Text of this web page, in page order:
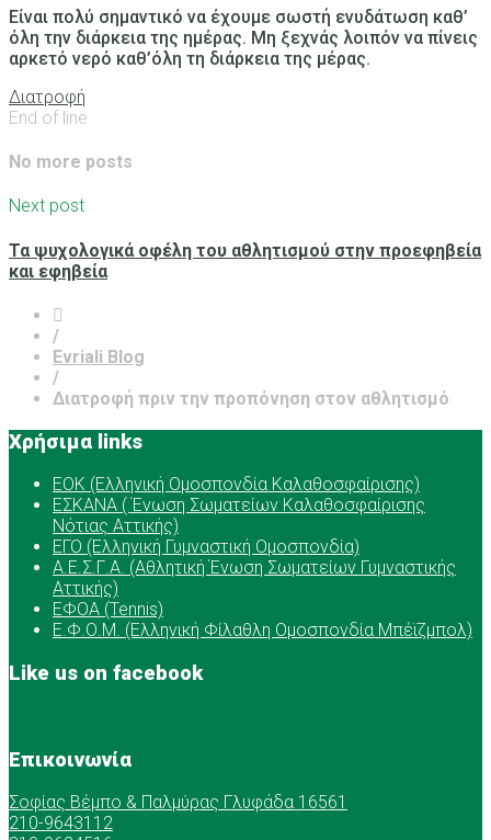
Είναι πολύ σημαντικό να έχουμε σωστή ενυδάτωση καθ’
όλη την διάρκεια της ημέρας. Μη ξεχνάς λοιπόν να πίνεις
αρκετό νερό καθ’όλη τη διάρκεια της μέρας.
Διατροφή
End of line
No more posts
Next post
Τα ψυχολογικά οφέλη του αθλητισμού στην προεφηβεία
και εφηβεία
/
Evriali Blog
/
Διατροφή πριν την προπόνηση στον αθλητισμό
Χρήσιμα links
ΕOK (Ελληνική Ομοσπονδία Καλαθοσφαίρισης)
ΕΣΚΑΝΑ ( Ένωση Σωματείων Καλαθοσφαίρισης
Νότιας Αττικής)
ΕΓΟ (Ελληνική Γυμναστική Ομοσπονδία)
Α.Ε.Σ.Γ.Α. (Αθλητική Ένωση Σωματείων Γυμναστικής
Αττικής)
ΕΦΟΑ (Tennis)
Ε.Φ.Ο.Μ. (Ελληνική Φίλαθλη Ομοσπονδία Μπέϊζμπολ)
Like us on facebook
Επικοινωνία
Σοφίας Βέμπο & Παλμύρας Γλυφάδα 16561
210-9643112